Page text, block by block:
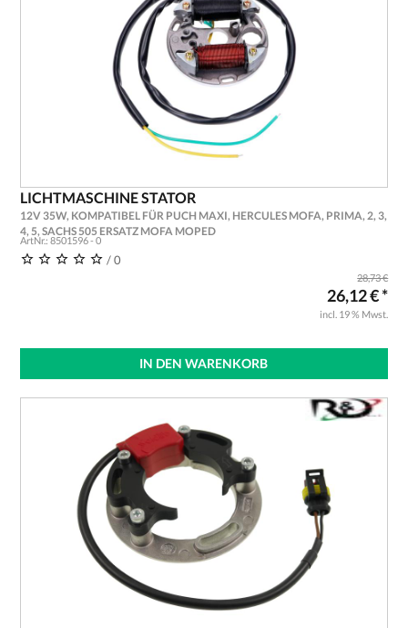
LICHTMASCHINE STATOR
12V 35W, KOMPATIBEL FÜR PUCH MAXI, HERCULES MOFA, PRIMA, 2, 3,
4, 5, SACHS 505 ERSATZ MOFA MOPED
ArtNr.: 8501596 - 0
/ 0
28,73 €
26,12 € *
incl. 19 % Mwst.
IN DEN WARENKORB